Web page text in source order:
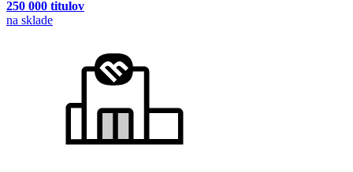
250 000 titulov
na sklade